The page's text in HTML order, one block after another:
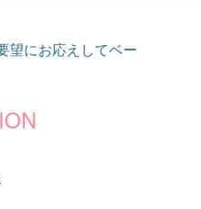
望にお応えしてベー